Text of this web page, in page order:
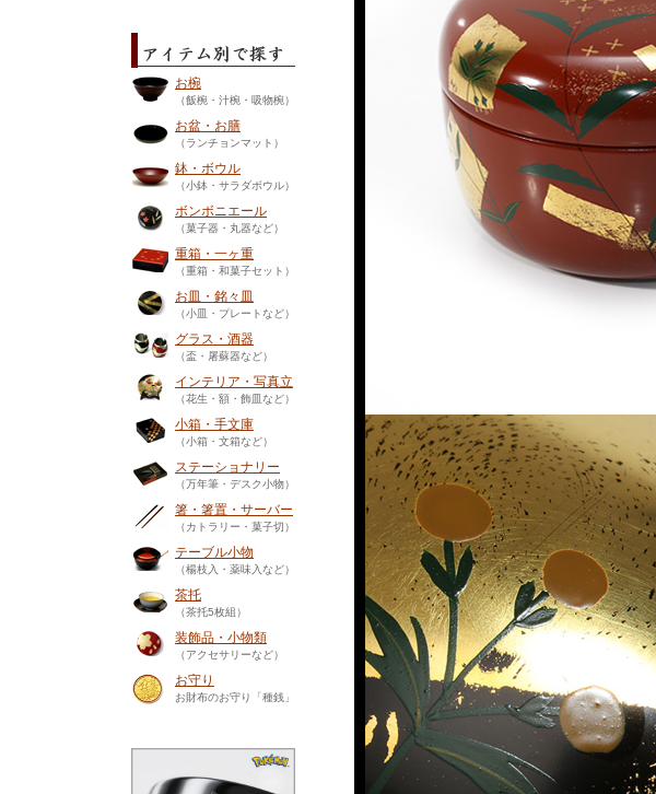
お椀
（飯椀・汁椀・吸物椀）
お盆・お膳
（ランチョンマット）
鉢・ボウル
（小鉢・サラダボウル）
ボンボニエール
（菓子器・丸器など）
重箱・一ヶ重
（重箱・和菓子セット）
お皿・銘々皿
（小皿・プレートなど）
グラス・酒器
（盃・屠蘇器など）
インテリア・写真立
（花生・額・飾皿など）
小箱・手文庫
（小箱・文箱など）
ステーショナリー
（万年筆・デスク小物）
箸・箸置・サーバー
（カトラリー・菓子切）
テーブル小物
（楊枝入・薬味入など）
茶托
（茶托5枚組）
装飾品・小物類
（アクセサリーなど）
お守り
お財布のお守り「種銭」